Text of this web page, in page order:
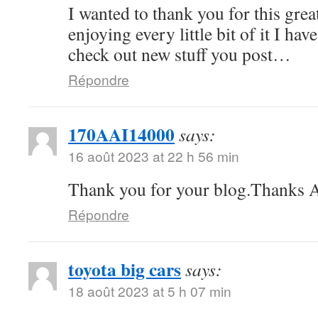
I wanted to thank you for this
enjoying every little bit of it I
check out new stuff you post…
Répondre
170AAI14000says:
16 août 2023 at 22 h 56 min
Thank you for your blog.Thanks
Répondre
toyota big carssays:
18 août 2023 at 5 h 07 min